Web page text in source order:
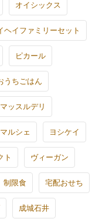
オイシックス
ヘイファミリーセット
ピカール
うちごはん
マッスルデリ
ルシェ ヨシケイ
ト ヴィーガン
制限食 宅配おせち
成城石井